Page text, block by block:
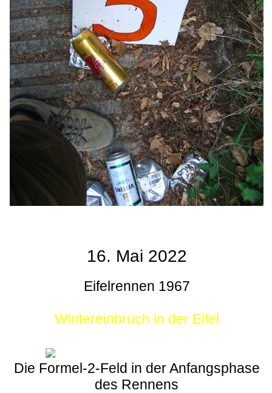
16. Mai 2022
Eifelrennen 1967
Wintereinbruch in der Eifel
Die Formel-2-Feld in der Anfangsphase
des Rennens